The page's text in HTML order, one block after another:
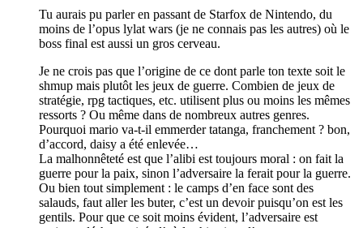
Tu aurais pu parler en passant de Starfox de Nintendo, du
moins de l’opus lylat wars (je ne connais pas les autres) où le
boss final est aussi un gros cerveau.
Je ne crois pas que l’origine de ce dont parle ton texte soit le
shmup mais plutôt les jeux de guerre. Combien de jeux de
stratégie, rpg tactiques, etc. utilisent plus ou moins les mêmes
ressorts ? Ou même dans de nombreux autres genres.
Pourquoi mario va-t-il emmerder tatanga, franchement ? bon,
d’accord, daisy a été enlevée…
La malhonnêteté est que l’alibi est toujours moral : on fait la
guerre pour la paix, sinon l’adversaire la ferait pour la guerre.
Ou bien tout simplement : le camps d’en face sont des
salauds, faut aller les buter, c’est un devoir puisqu’on est les
gentils. Pour que ce soit moins évident, l’adversaire est